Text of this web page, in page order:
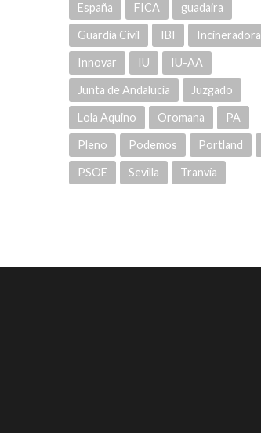
España FICA guadaira
Guardia Civil IBI Incineradora
Innovar IU IU-AA
Junta de Andalucía Juzgado
Lola Aquino Oromana PA
Pleno Podemos Portland
PSOE Sevilla Tranvía